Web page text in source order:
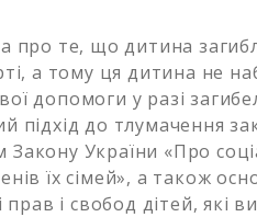
про те, що дитина
а тому ця дитина не
допомоги у разі
підхід до тлумачення
України «Про
їх сімей», а також
і свобод дітей, які